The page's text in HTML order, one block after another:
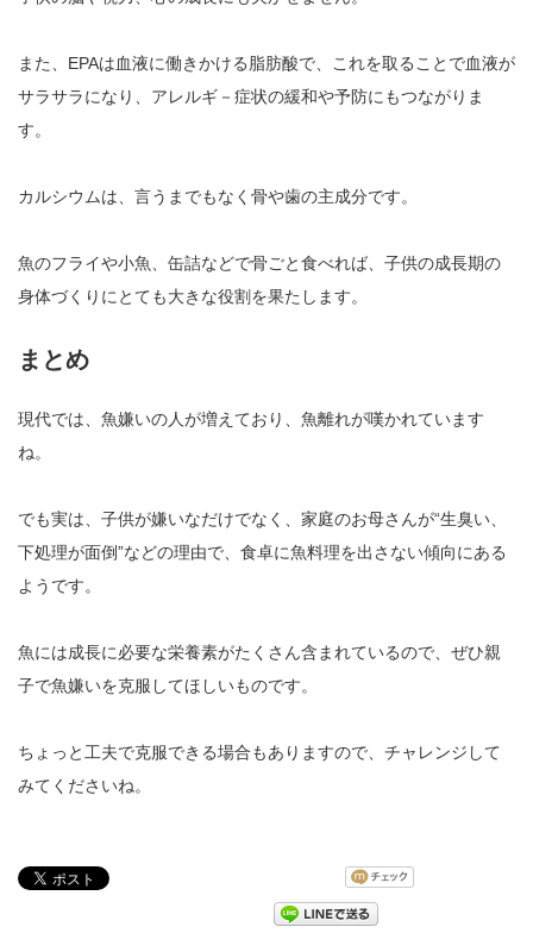
また、EPAは血液に働きかける脂肪酸で、これを取ることで血液が
サラサラになり、アレルギ－症状の緩和や予防にもつながりま
す。
カルシウムは、言うまでもなく骨や歯の主成分です。
魚のフライや小魚、缶詰などで骨ごと食べれば、子供の成長期の
身体づくりにとても大きな役割を果たします。
まとめ
現代では、魚嫌いの人が増えており、魚離れが嘆かれています
ね。
でも実は、子供が嫌いなだけでなく、家庭のお母さんが“生臭い、
下処理が面倒”などの理由で、食卓に魚料理を出さない傾向にある
ようです。
魚には成長に必要な栄養素がたくさん含まれているので、ぜひ親
子で魚嫌いを克服してほしいものです。
ちょっと工夫で克服できる場合もありますので、チャレンジして
みてくださいね。